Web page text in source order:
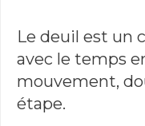
Le deuil est un
avec le temps
mouvement,
étape.